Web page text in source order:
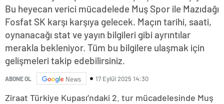
Bu heyecan verici mücadelede Muş Spor ile Mazıdağı
Fosfat SK karşı karşıya gelecek. Maçın tarihi, saati,
oynanacağı stat ve yayın bilgileri gibi ayrıntılar
merakla bekleniyor. Tüm bu bilgilere ulaşmak için
gelişmeleri takip edebilirsiniz.
ABONE OL News 17 Eylül 2025 14:30
Ziraat Türkiye Kupası’ndaki 2. tur mücadelesinde Muş